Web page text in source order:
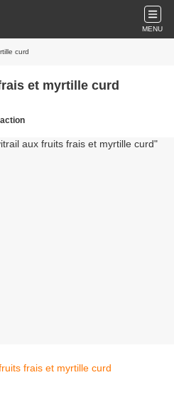
MENU
curd
et myrtille curd